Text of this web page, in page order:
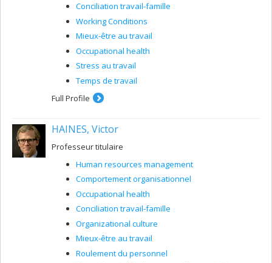
Conciliation travail-famille
Working Conditions
Mieux-être au travail
Occupational health
Stress au travail
Temps de travail
Full Profile
HAINES, Victor
Professeur titulaire
Human resources management
Comportement organisationnel
Occupational health
Conciliation travail-famille
Organizational culture
Mieux-être au travail
Roulement du personnel